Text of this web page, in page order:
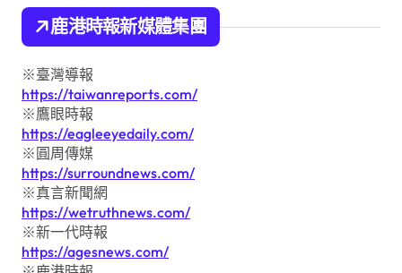
鹿港時報新媒體集團
※臺灣導報
https://taiwanreports.com/
※鷹眼時報
https://eagleeyedaily.com/
※圓周傳媒
https://surroundnews.com/
※真言新聞網
https://wetruthnews.com/
※新一代時報
https://agesnews.com/